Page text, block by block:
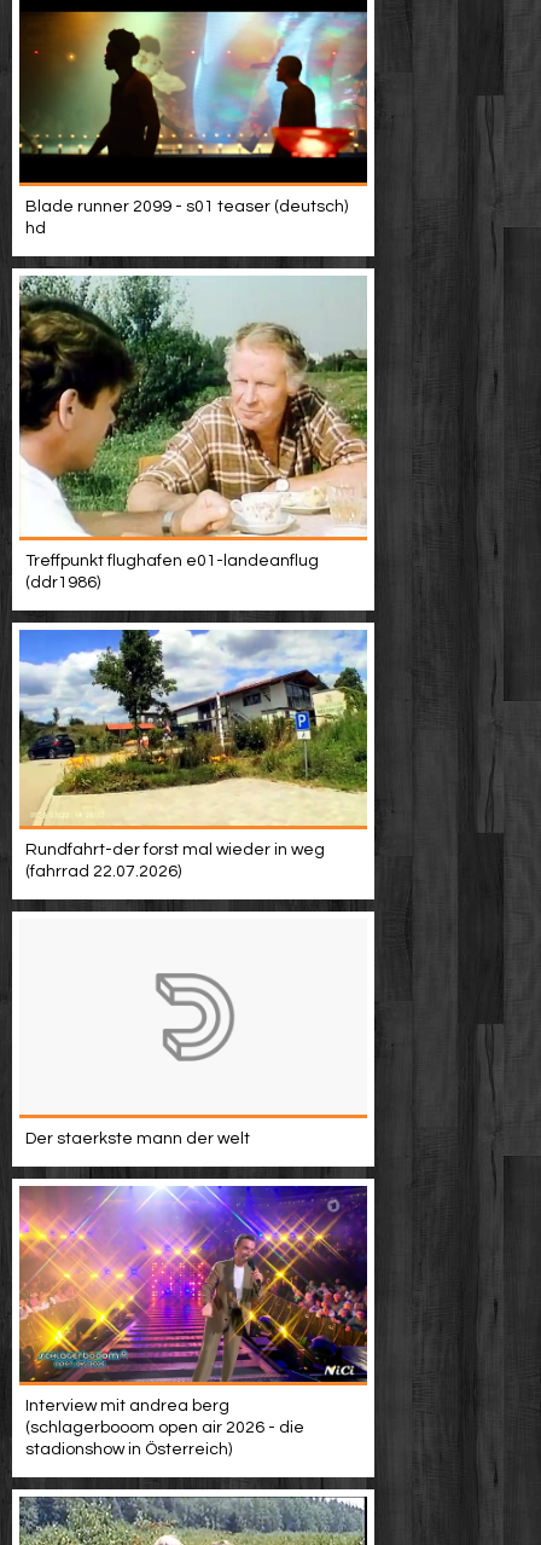
Blade runner 2099 - s01 teaser (deutsch)
hd
Treffpunkt flughafen e01-landeanflug
(ddr1986)
Rundfahrt-der forst mal wieder in weg
(fahrrad 22.07.2026)
Der staerkste mann der welt
Interview mit andrea berg
(schlagerbooom open air 2026 - die
stadionshow in Österreich)